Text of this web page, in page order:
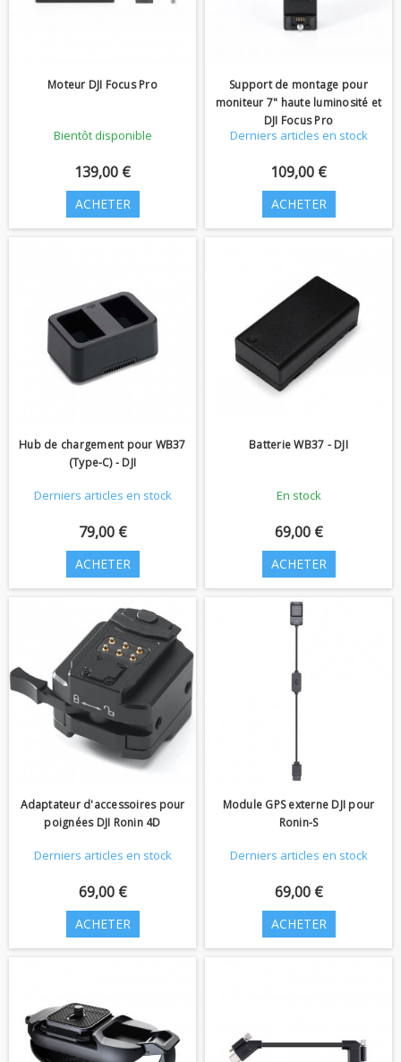
Moteur DJI Focus Pro
Bientôt disponible
139,00 €
ACHETER
Support de montage pour
moniteur 7" haute luminosité et
DJI Focus Pro
Derniers articles en stock
109,00 €
ACHETER
Hub de chargement pour WB37
(Type-C) - DJI
Derniers articles en stock
79,00 €
ACHETER
Batterie WB37 - DJI
En stock
69,00 €
ACHETER
Adaptateur d'accessoires pour
poignées DJI Ronin 4D
Derniers articles en stock
69,00 €
ACHETER
Module GPS externe DJI pour
Ronin-S
Derniers articles en stock
69,00 €
ACHETER